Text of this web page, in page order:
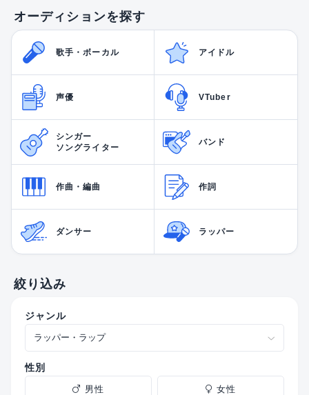
オーディションを探す
歌手・ボーカル アイドル
声優 VTuber
シンガー
ソングライター
バンド
作曲・編曲 作詞
ダンサー ラッパー
絞り込み
ジャンル
性別
男性 女性